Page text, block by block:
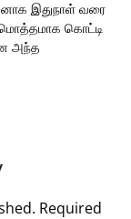
இதுநாள் வரை
மொத்தமாக கொட்டி
அந்த
Required